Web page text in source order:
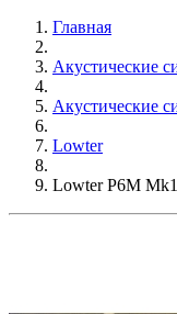
Главная
Акустические
Акустические
Lowter
Lowter P6M Mk1